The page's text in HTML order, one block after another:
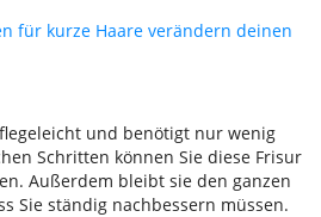
für kurze Haare verändern deinen
und benötigt nur wenig
Schritten können Sie diese Frisur
Außerdem bleibt sie den ganzen
Sie ständig nachbessern müssen.